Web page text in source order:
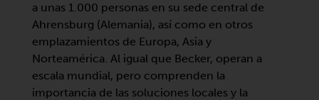
a unas 1.000 personas en su sede central de
Ahrensburg (Alemania), así como en otros
emplazamientos de Europa, Asia y
Norteamérica. Al igual que Becker, operan a
escala mundial, pero comprenden la
importancia de las soluciones locales y la